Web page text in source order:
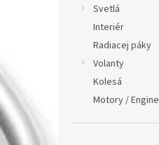
Svetlá
Interiér
Radiacej páky
Volanty
Kolesá
Motory / Engine